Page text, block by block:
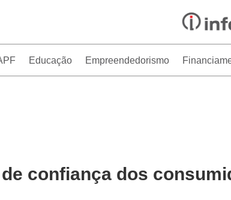
Educação Empreendedorismo
confiança dos